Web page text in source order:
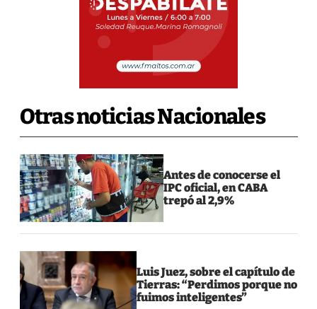
Otras noticias Nacionales
Antes de conocerse el
IPC oficial, en CABA
trepó al 2,9%
Luis Juez, sobre el capítulo de
Tierras: “Perdimos porque no
fuimos inteligentes”